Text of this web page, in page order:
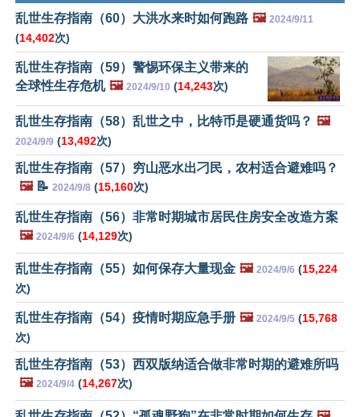
乱世生存指南（60）大洪水来时如何跑路 🖼️ 2024/9/11
(14,402次)
乱世生存指南（59）警惕环保主义带来的
全球性生存危机 🖼️ 2024/9/10 (14,243次)
乱世生存指南（58）乱世之中，比特币是硬通货吗？ 🖼️
2024/9/9 (13,492次)
乱世生存指南（57）穷山恶水出刁民，农村适合避难吗？
🖼️📝 2024/9/8 (15,160次)
乱世生存指南（56）非常时期城市居民住房安全改造方案
🖼️ 2024/9/6 (14,129次)
乱世生存指南（55）如何保存大量现金 🖼️ 2024/9/6 (15,224
次)
乱世生存指南（54）疫情时期应急手册 🖼️ 2024/9/5 (15,768
次)
乱世生存指南（53）西双版纳适合做非常时期的避难所吗
🖼️ 2024/9/4 (14,267次)